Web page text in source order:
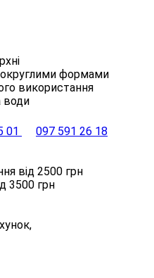
округлими формами
використання
води
01
097 591 26 18
від 2500 грн
3500 грн